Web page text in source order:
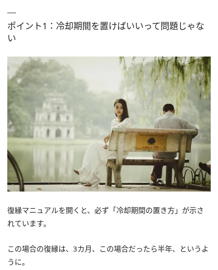
ポイント1：冷却期間を置けばいいって問題じゃな
い
復縁マニュアルを開くと、必ず「冷却期間の置き方」が示さ
れています。
この場合の復縁は、3カ月、この場合だったら半年、というよ
うに。